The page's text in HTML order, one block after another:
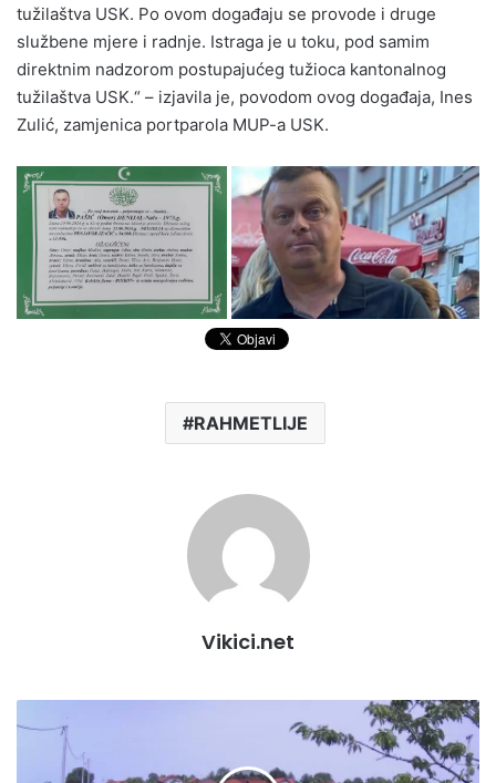
tužilaštva USK. Po ovom događaju se provode i druge
službene mjere i radnje. Istraga je u toku, pod samim
direktnim nadzorom postupajućeg tužioca kantonalnog
tužilaštva USK.“ – izjavila je, povodom ovog događaja, Ines
Zulić, zamjenica portparola MUP-a USK.
RAHMETLIJE
Vikici.net
kiša